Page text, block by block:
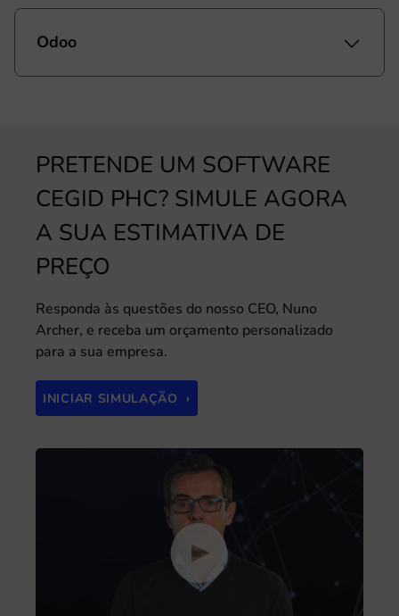
Odoo
PRETENDE UM SOFTWARE
CEGID PHC? SIMULE AGORA
A SUA ESTIMATIVA DE
PREÇO
Responda às questões do nosso CEO, Nuno
Archer, e receba um orçamento personalizado
para a sua empresa.
INICIAR SIMULAÇÃO ›